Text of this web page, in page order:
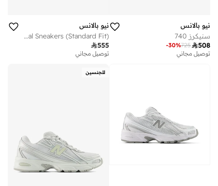
نيو بالانس
سنيكرز 740
508
725
-30%
توصيل مجاني
نيو بالانس
Kids 740 BUNGEE LACE casual Sneakers (Standard Fit)
555
توصيل مجاني
للجنسين